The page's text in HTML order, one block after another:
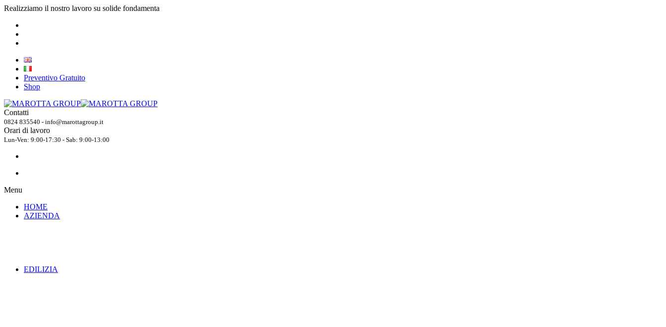
Realizziamo il nostro lavoro su solide fondamenta
Preventivo Gratuito
Shop
Contatti
0824 835540 - info@marottagroup.it
Orari di lavoro
Lun-Ven: 9:00-17:30 - Sab: 9:00-13:00
Menu
HOME
AZIENDA
EDILIZIA